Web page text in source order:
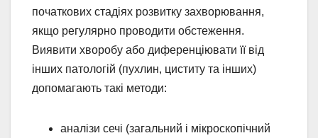
початкових стадіях розвитку захворювання,
якщо регулярно проводити обстеження.
Виявити хворобу або диференціювати її від
інших патологій (пухлин, циститу та інших)
допомагають такі методи:
аналізи сечі (загальний і мікроскопічний